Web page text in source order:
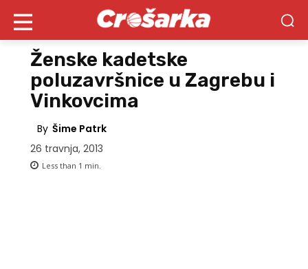
Ženske kadetske
poluzavršnice u Zagrebu i
Vinkovcima
By Šime Patrk
26 travnja, 2013
Less than 1 min.